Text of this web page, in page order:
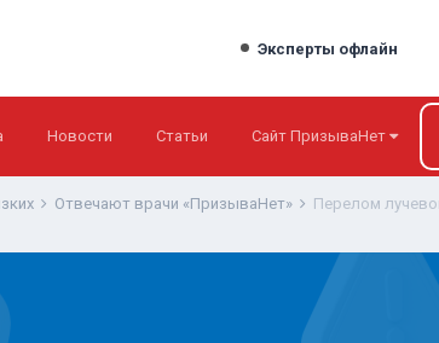
Эксперты офлайн
Новости Статьи Сайт ПризываНет
Отвечают врачи «ПризываНет» Перелом